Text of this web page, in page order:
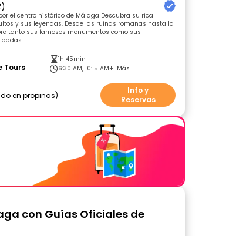
el centro histórico de Málaga Descubra su rica
y sus leyendas. Desde las ruinas romanas hasta la
tanto sus famosos monumentos como sus
Tours
1h 45min
6:30 AM, 10:15 AM+1 Más
en propinas
Info y
Reservas
con Guías Oficiales de